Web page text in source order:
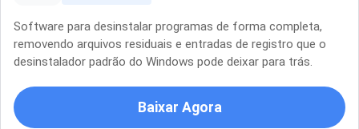
Software para desinstalar programas de forma completa,
removendo arquivos residuais e entradas de registro que o
desinstalador padrão do Windows pode deixar para trás.
Baixar Agora